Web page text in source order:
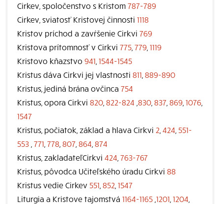
Cirkev, spoločenstvo s Kristom 787-789
Cirkev, sviatosť Kristovej činnosti 1118
Kristov príchod a zavŕšenie Cirkvi 769
Kristova prítomnosť v Cirkvi 775 779 1119
Kristovo kňazstvo 941 1544-1545
Kristus dáva Cirkvi jej vlastnosti 811 889-890
Kristus, jediná brána ovčinca 754
Kristus, opora Cirkvi 820 822-824 830 837 869 1076
1547
Kristus, počiatok, základ a hlava Cirkvi 2 424 551-
553 771 778 807 864 874
Kristus, zakladateľCirkvi 424 763-767
Kristus, pôvodca Učiteľského úradu Cirkvi 88
Kristus vedie Cirkev 551 852 1547
Liturgia a Kristove tajomstvá 1164-1165 1201 1204